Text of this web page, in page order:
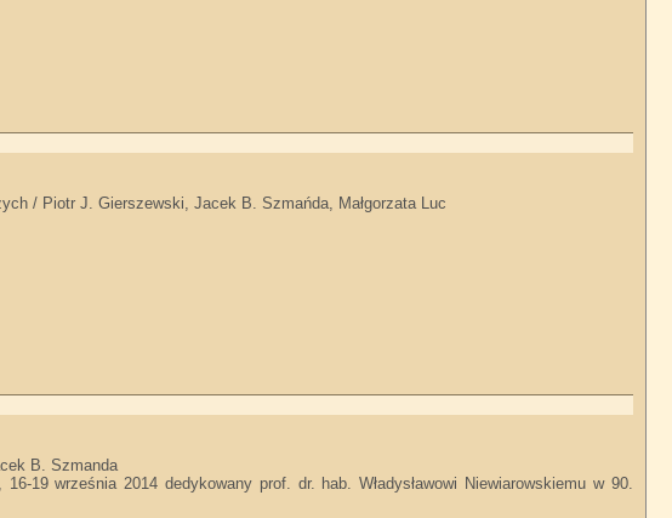
/ Piotr J. Gierszewski, Jacek B. Szmańda, Małgorzata Luc
B. Szmanda
19 września 2014 dedykowany prof. dr. hab. Władysławowi Niewiarowskiemu w 90.